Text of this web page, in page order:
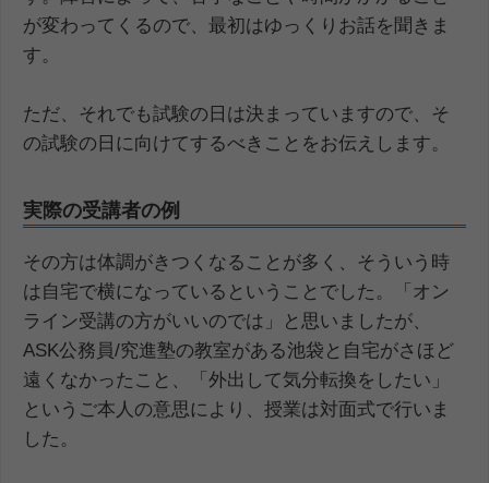
が変わってくるので、最初はゆっくりお話を聞きま
す。
ただ、それでも試験の日は決まっていますので、そ
の試験の日に向けてするべきことをお伝えします。
実際の受講者の例
その方は体調がきつくなることが多く、そういう時
は自宅で横になっているということでした。「オン
ライン受講の方がいいのでは」と思いましたが、
ASK公務員/究進塾の教室がある池袋と自宅がさほど
遠くなかったこと、「外出して気分転換をしたい」
というご本人の意思により、授業は対面式で行いま
した。